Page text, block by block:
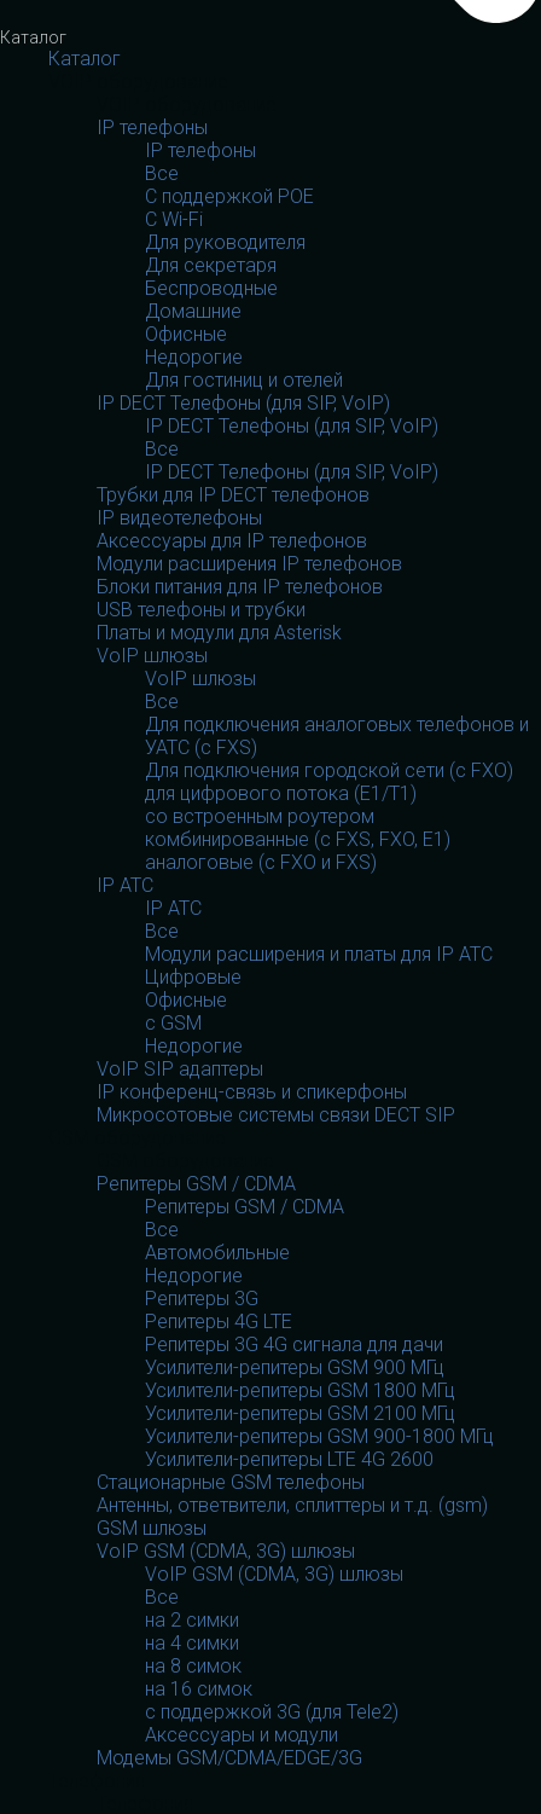
Каталог
Каталог
IP телефоны
IP телефоны
Все
С поддержкой POE
C Wi-Fi
Для руководителя
Для секретаря
Беспроводные
Домашние
Офисные
Недорогие
Для гостиниц и отелей
IP DECT Телефоны (для SIP, VoIP)
IP DECT Телефоны (для SIP, VoIP)
Все
IP DECT Телефоны (для SIP, VoIP)
Трубки для IP DECT телефонов
IP видеотелефоны
Аксессуары для IP телефонов
Модули расширения IP телефонов
Блоки питания для IP телефонов
USB телефоны и трубки
Платы и модули для Asterisk
VoIP шлюзы
VoIP шлюзы
Все
Для подключения аналоговых телефонов и
УАТС (с FXS)
Для подключения городской сети (с FXO)
для цифрового потока (E1/T1)
со встроенным роутером
комбинированные (c FXS, FXO, E1)
аналоговые (с FXO и FXS)
IP АТС
IP АТС
Все
Модули расширения и платы для IP АТС
Цифровые
Офисные
с GSM
Недорогие
VoIP SIP адаптеры
IP конференц-связь и спикерфоны
Микросотовые системы связи DECT SIP
Репитеры GSM / CDMA
Репитеры GSM / CDMA
Все
Автомобильные
Недорогие
Репитеры 3G
Репитеры 4G LTE
Репитеры 3G 4G сигнала для дачи
Усилители-репитеры GSM 900 МГц
Усилители-репитеры GSM 1800 МГц
Усилители-репитеры GSM 2100 МГц
Усилители-репитеры GSM 900-1800 МГц
Усилители-репитеры LTE 4G 2600
Стационарные GSM телефоны
Антенны, ответвители, сплиттеры и т.д. (gsm)
GSM шлюзы
VoIP GSM (CDMA, 3G) шлюзы
VoIP GSM (CDMA, 3G) шлюзы
Все
на 2 симки
на 4 симки
на 8 симок
на 16 симок
с поддержкой 3G (для Tele2)
Аксессуары и модули
Модемы GSM/CDMA/EDGE/3G